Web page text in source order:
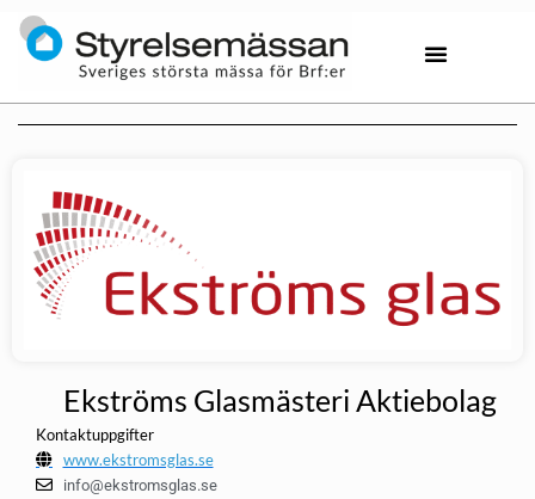
Ekströms Glasmästeri Aktiebolag
Kontaktuppgifter
www.ekstromsglas.se
info@ekstromsglas.se